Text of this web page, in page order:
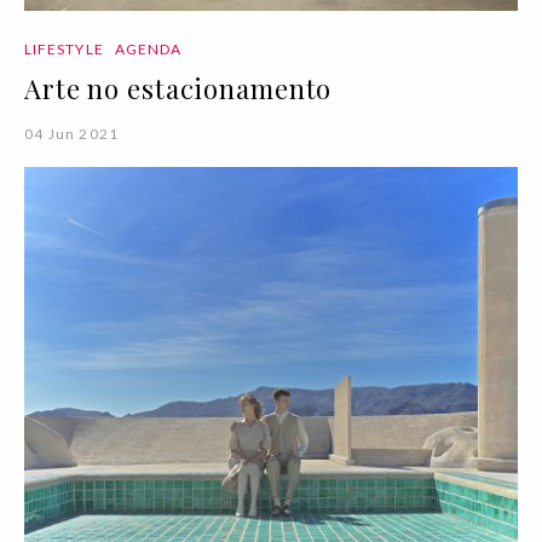
LIFESTYLE AGENDA
Arte no estacionamento
04 Jun 2021